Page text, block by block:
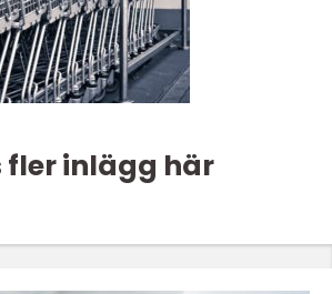
fler inlägg här